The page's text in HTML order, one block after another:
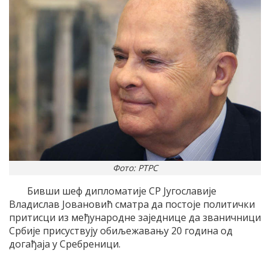
Фото: РТРС
Бивши шеф дипломатије СР Југославије
Владислав Јовановић сматра да постоје политички
притисци из међународне заједнице да званичници
Србије присуствују обиљежавању 20 година од
догађаја у Сребреници.